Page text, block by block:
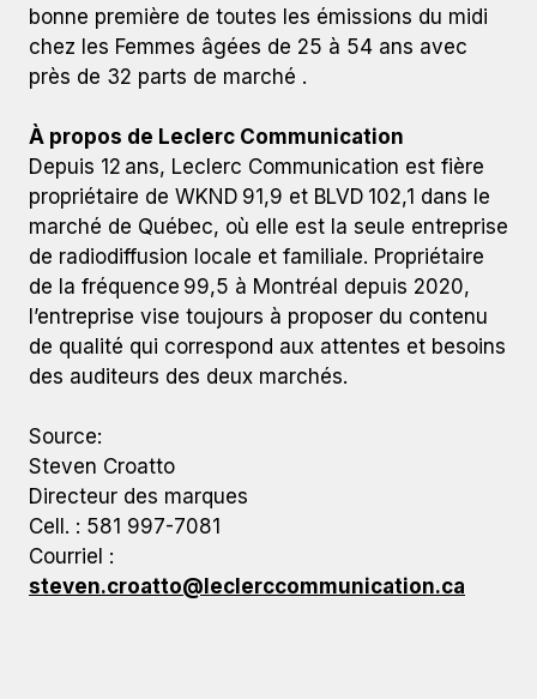
bonne première de toutes les émissions du midi
chez les Femmes âgées de 25 à 54 ans avec
près de 32 parts de marché .
À propos de Leclerc Communication
Depuis 12 ans, Leclerc Communication est fière
propriétaire de WKND 91,9 et BLVD 102,1 dans le
marché de Québec, où elle est la seule entreprise
de radiodiffusion locale et familiale. Propriétaire
de la fréquence 99,5 à Montréal depuis 2020,
l’entreprise vise toujours à proposer du contenu
de qualité qui correspond aux attentes et besoins
des auditeurs des deux marchés.
Source:
Steven Croatto
Directeur des marques
Cell. : 581 997-7081
Courriel :
steven.croatto@leclerccommunication.ca